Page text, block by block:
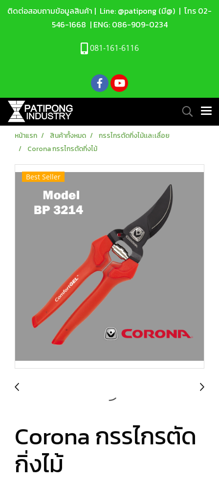
ติดต่อสอบถามข้อมูลสินค้า | Line: @patipong (มี@) | โทร 02-
546-1668 | ENG: 086-909-0234
081-161-6116
หน้าแรก สินค้าทั้งหมด
กรรไกรตัดกิ่งไม้เเละเลื่อย
Corona กรรไกรตัดกิ่งไม้
Best Seller
Corona กรรไกรตัด
กิ่งไม้